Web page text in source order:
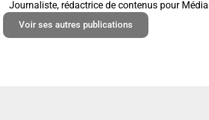
Journaliste, rédactrice de contenus pour
Voir ses autres publications